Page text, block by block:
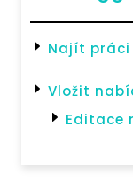
Najít práci
Vložit
Editace